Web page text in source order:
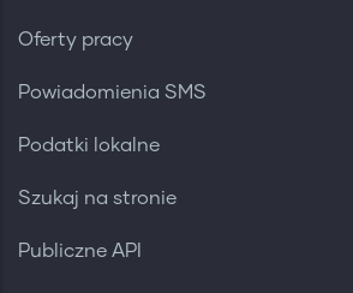
Oferty pracy
Powiadomienia SMS
Podatki lokalne
Szukaj na stronie
Publiczne API